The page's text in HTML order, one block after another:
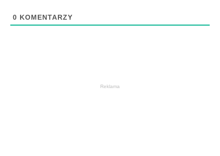
0 KOMENTARZY
Reklama